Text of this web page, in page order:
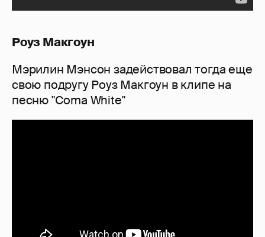
Роуз Макгоун
Мэрилин Мэнсон задействовал тогда еще
свою подругу Роуз Макгоун в клипе на
песню "Coma White"